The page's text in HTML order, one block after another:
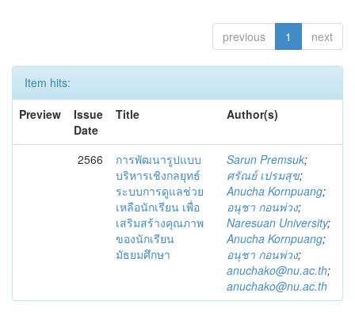
previous 1 next
Item hits:
Preview
Issue
Date
Title Author(s)
2566
การพัฒนารูปแบบ
บริหารเชิงกลยุทธ์
ระบบการดูแลช่วย
เหลือนักเรียน เพื่อ
เสริมสร้างคุณภาพ
ของนักเรียน
มัธยมศึกษา
Sarun Premsuk;
ศรัณย์ เปรมสุข;
Anucha Kornpuang;
อนุชา กอนพ่วง;
Naresuan University;
Anucha Kornpuang;
อนุชา กอนพ่วง;
anuchako@nu.ac.th;
anuchako@nu.ac.th